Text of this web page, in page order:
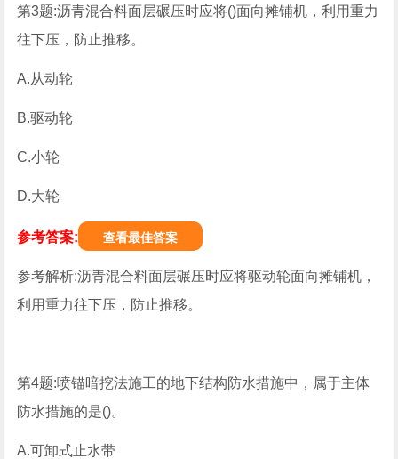
第3题:沥青混合料面层碾压时应将()面向摊铺机，利用重力
往下压，防止推移。
A.从动轮
B.驱动轮
C.小轮
D.大轮
参考答案: 查看最佳答案
参考解析:沥青混合料面层碾压时应将驱动轮面向摊铺机，
利用重力往下压，防止推移。
第4题:喷锚暗挖法施工的地下结构防水措施中，属于主体
防水措施的是()。
A.可卸式止水带